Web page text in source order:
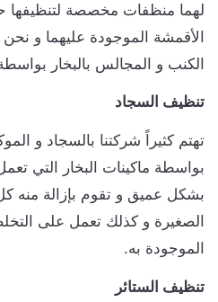
لهما منظفات مخصصة لتنظيفها
الأقمشة الموجودة عليهما و
الكنب و المجالس بالبخار
تنظيف السجاد
تهتم كثيراً شركتنا بالسجاد و
بواسطة ماكينات البخار التي
بشكل عميق و تقوم بإزالة منه
الصغيرة و كذلك تعمل على
الموجودة به.
تنظيف الستائر